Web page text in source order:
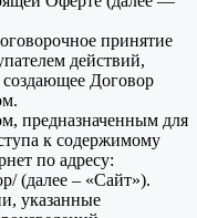
принятие
действий,
Договор
предназначенным для
к содержимому
по адресу:
(далее – «Сайт»).
указанные